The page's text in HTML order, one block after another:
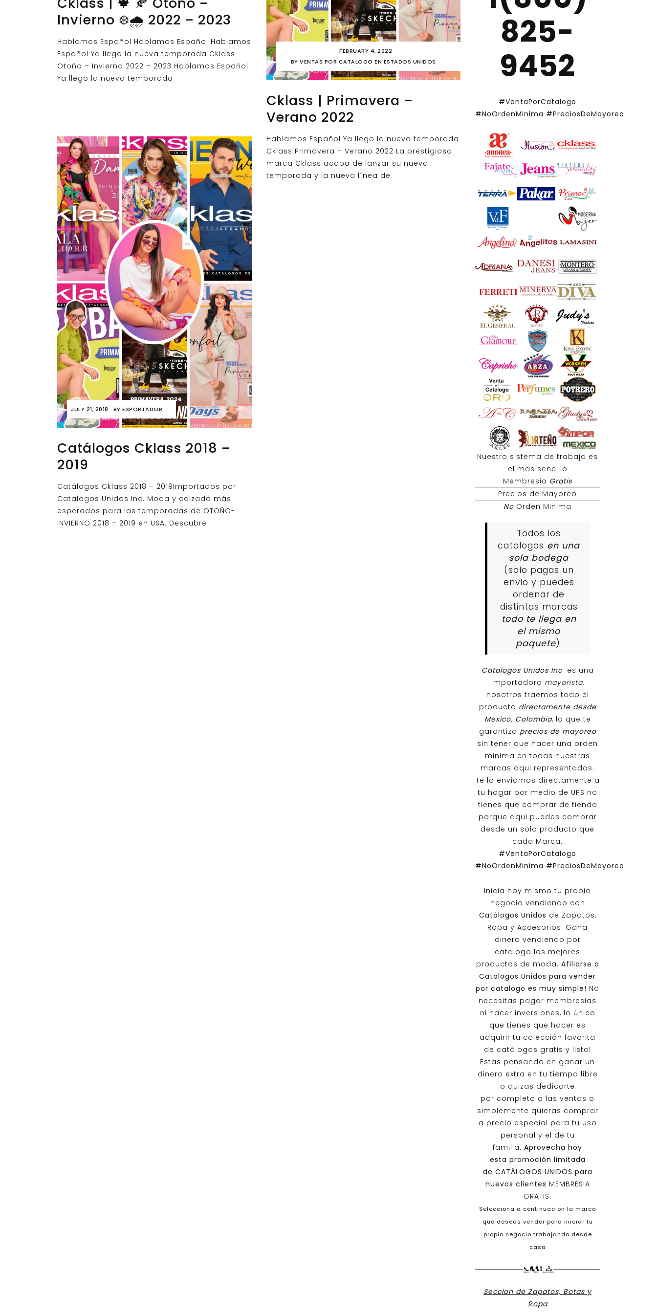
Invierno ❄️🌧️ 2022 – 2023
Hablamos Español Hablamos Español Hablamos
Español Ya llego la nueva temporada Cklass
Otoño – Invierno 2022 – 2023 Hablamos Español
Ya llego la nueva temporada
FEBRUARY 4, 2022
BYVENTAS POR CATALOGO EN ESTADOS UNIDOS
Cklass | Primavera –
Verano 2022
Hablamos Español Ya llego la nueva temporada
Cklass Primavera – Verano 2022 La prestigiosa
marca Cklass acaba de lanzar su nueva
temporada y la nueva línea de
JULY 21, 2018 BY EXPORTADOR
Catálogos Cklass 2018 –
2019
Catálogos Cklass 2018 – 2019Importados por
Catalogos Unidos Inc. Moda y calzado más
esperados para las temporadas de OTOÑO-
INVIERNO 2018 – 2019 en USA. Descubre
825-
9452
#VentaPorCatalogo
#NoOrdenMinima #PreciosDeMayoreo
Nuestro sistema de trabajo es
el mas sencillo
Membresia Gratis
Precios de Mayoreo
No Orden Minima
Todos los
catalogos en una
sola bodega
(solo pagas un
envio y puedes
ordenar de
distintas marcas
todo te llega en
el mismo
paquete).
Catalogos Unidos Inc es una
importadora mayorista,
nosotros traemos todo el
producto directamente desde
Mexico, Colombia, lo que te
garantiza precios de mayoreo
sin tener que hacer una orden
minima en todas nuestras
marcas aqui representadas.
Te lo enviamos directamente a
tu hogar por medio de UPS no
tienes que comprar de tienda
porque aqui puedes comprar
desde un solo producto que
cada Marca.
#VentaPorCatalogo
#NoOrdenMinima #PreciosDeMayoreo
Inicia hoy mismo tu propio
negocio vendiendo con
Catálogos Unidos de Zapatos,
Ropa y Accesorios. Gana
dinero vendiendo por
catalogo los mejores
productos de moda. Afiliarse a
Catalogos Unidos para vender
por catalogo es muy simple! No
necesitas pagar membresias
ni hacer inversiones, lo único
que tienes que hacer es
adquirir tu colección favorita
de catálogos gratis y listo!
Estas pensando en ganar un
dinero extra en tu tiempo libre
o quizas dedicarte
por completo a las ventas o
simplemente quieras comprar
a precio especial para tu uso
personal y el de tu
familia. Aprovecha hoy
esta promoción limitada
de CATÁLOGOS UNIDOS para
nuevos clientes MEMBRESIA
GRATIS.
Selecciona a continuacion la marca
que deseas vender para iniciar tu
propio negocio trabajando desde
casa
Seccion de Zapatos, Botas y
Ropa